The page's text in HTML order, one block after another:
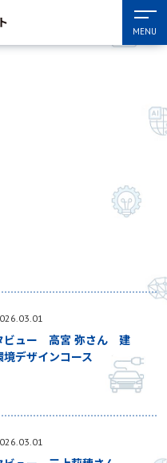
MENU
ビュー 高宮 弥さん 建
デザインコース